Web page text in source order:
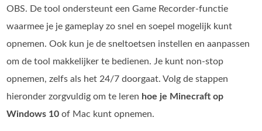
OBS. De tool ondersteunt een Game Recorder‑functie
waarmee je je gameplay zo snel en soepel mogelijk kunt
opnemen. Ook kun je de sneltoetsen instellen en aanpassen
om de tool makkelijker te bedienen. Je kunt non‑stop
opnemen, zelfs als het 24/7 doorgaat. Volg de stappen
hieronder zorgvuldig om te leren hoe je Minecraft op
Windows 10 of Mac kunt opnemen.